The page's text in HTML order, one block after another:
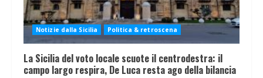
Notizie dalla Sicilia Politica & retroscena
La Sicilia del voto locale scuote il centrodestra: il
campo largo respira, De Luca resta ago della bilancia